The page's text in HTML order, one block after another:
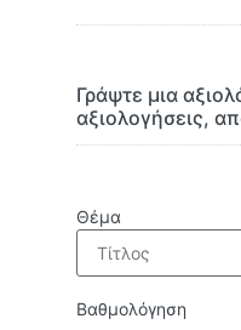
Γράψτε μια
αξιολογήσεις,
Θέμα
Βαθμολόγηση